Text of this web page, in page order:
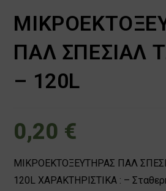
ΠΑΛ ΣΠΕΣΙΑΛ
– 120L
0,20 €
ΜΙΚΡΟΕΚΤΟΞΕΥΤΗΡΑΣ ΠΑΛ
120L ΧΑΡΑΚΤΗΡΙΣΤΙΚΑ : –